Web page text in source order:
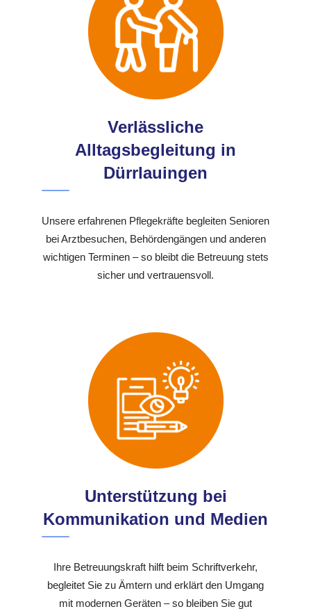
Verlässliche
Alltagsbegleitung in
Dürrlauingen
Unsere erfahrenen Pflegekräfte begleiten Senioren
bei Arztbesuchen, Behördengängen und anderen
wichtigen Terminen – so bleibt die Betreuung stets
sicher und vertrauensvoll.
Unterstützung bei
Kommunikation und Medien
Ihre Betreuungskraft hilft beim Schriftverkehr,
begleitet Sie zu Ämtern und erklärt den Umgang
mit modernen Geräten – so bleiben Sie gut